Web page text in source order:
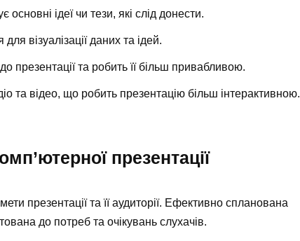
основні ідеї чи тези, які слід донести.
візуалізації даних та ідей.
презентації та робить її більш привабливою.
та відео, що робить презентацію більш інтерактивною.
презентації
презентації та її аудиторії. Ефективно спланована
до потреб та очікувань слухачів.